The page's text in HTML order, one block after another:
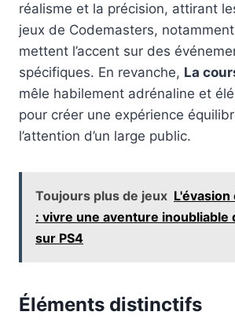
réalisme et la précision, attirant
jeux de Codemasters, notamment
mettent l’accent sur des
spécifiques. En revanche, La
mêle habilement adrénaline et
pour créer une expérience
l’attention d’un large public.
Toujours plus de jeux
: vivre une aventure inoubliable
sur PS4
Éléments distinctifs